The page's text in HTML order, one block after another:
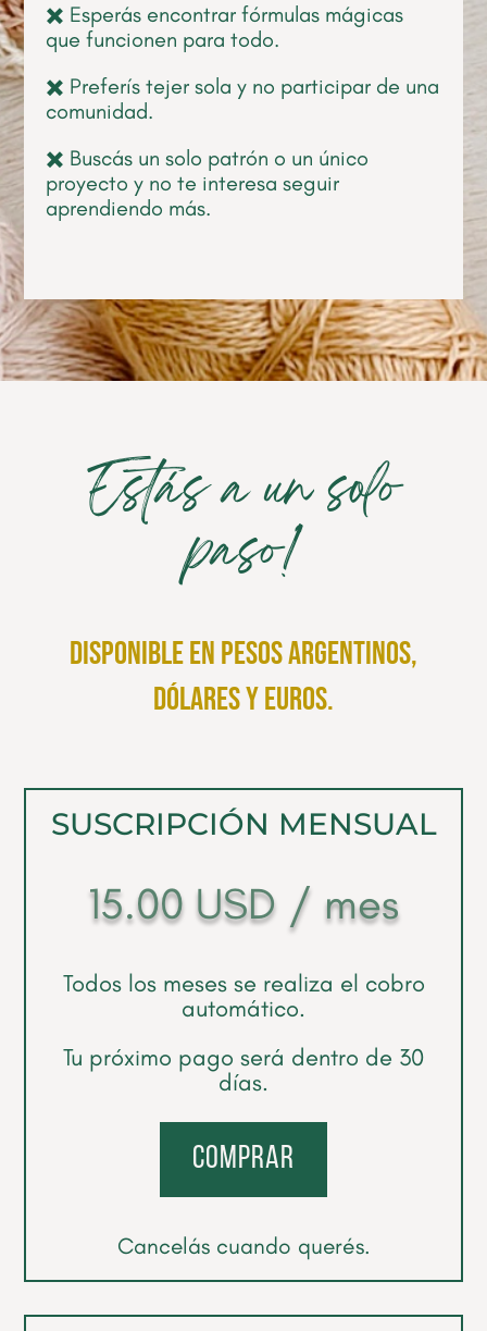
✖️ Esperás encontrar fórmulas mágicas
que funcionen para todo.
✖️ Preferís tejer sola y no participar de una
comunidad.
✖️ Buscás un solo patrón o un único
proyecto y no te interesa seguir
aprendiendo más.
Estás a un solo
paso!
disponible en pesos argentinos,
dólares y euros.
SUSCRIPCIÓN MENSUAL
15.00 USD / mes
Todos los meses se realiza el cobro
automático.
Tu próximo pago será dentro de 30
días.
comprar
Cancelás cuando querés.